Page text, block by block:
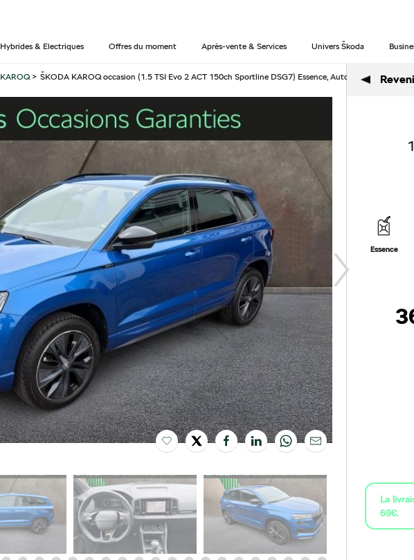
Hybrides & Electriques Offres du moment Après-vente & Services Univers Škoda
KAROQ> ŠKODA KAROQ occasion (1.5 TSI Evo 2 ACT 150ch Sportline DSG7) Essence, Automatique à
Essence
La
69€.